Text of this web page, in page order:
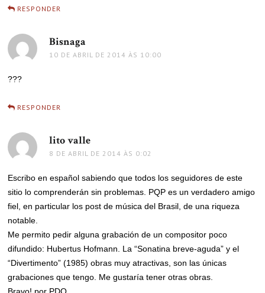
RESPONDER
Bisnaga
10 DE ABRIL DE 2014 ÀS 10:00
???
RESPONDER
lito valle
8 DE ABRIL DE 2014 ÀS 0:02
Escribo en español sabiendo que todos los seguidores de este
sitio lo comprenderán sin problemas. PQP es un verdadero amigo
fiel, en particular los post de música del Brasil, de una riqueza
notable.
Me permito pedir alguna grabación de un compositor poco
difundido: Hubertus Hofmann. La “Sonatina breve-aguda” y el
“Divertimento” (1985) obras muy atractivas, son las únicas
grabaciones que tengo. Me gustaría tener otras obras.